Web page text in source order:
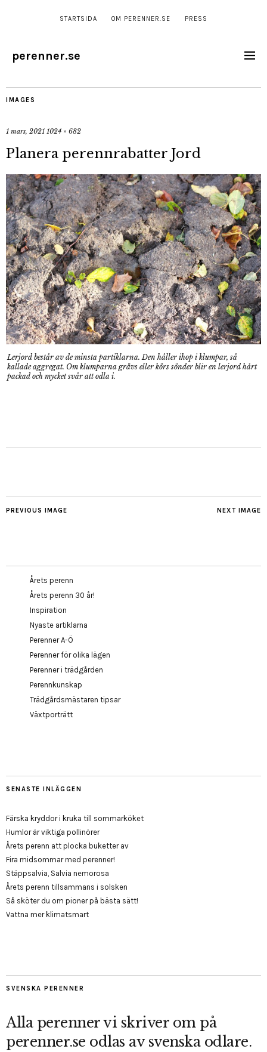
STARTSIDA OM PERENNER.SE PRESS
perenner.se
IMAGES
1 mars, 2021 1024 × 682
Planera perennrabatter Jord
Lerjord består av de minsta partiklarna. Den håller ihop i klumpar, så
kallade aggregat. Om klumparna grävs eller körs sönder blir en lerjord hårt
packad och mycket svår att odla i.
NEXT IMAGE
PREVIOUS IMAGE
Årets perenn
Årets perenn 30 år!
Inspiration
Nyaste artiklarna
Perenner A-Ö
Perenner för olika lägen
Perenner i trädgården
Perennkunskap
Trädgårdsmästaren tipsar
Växtporträtt
SENASTE INLÄGGEN
Färska kryddor i kruka till sommarköket
Humlor är viktiga pollinörer
Årets perenn att plocka buketter av
Fira midsommar med perenner!
Stäppsalvia, Salvia nemorosa
Årets perenn tillsammans i solsken
Så sköter du om pioner på bästa sätt!
Vattna mer klimatsmart
SVENSKA PERENNER
Alla perenner vi skriver om på
perenner.se odlas av svenska odlare.